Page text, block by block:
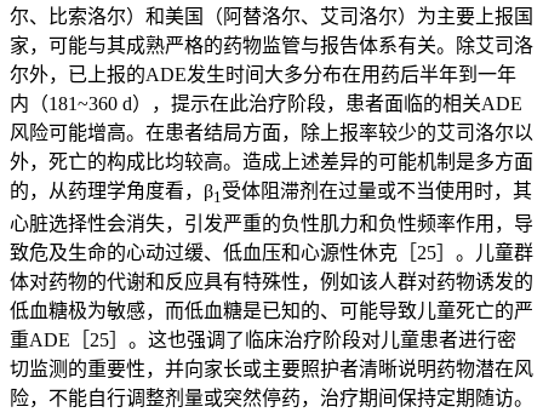
尔、比索洛尔）和美国（阿替洛尔、艾司洛尔）为主要上报国
家，可能与其成熟严格的药物监管与报告体系有关。除艾司洛
尔外，已上报的ADE发生时间大多分布在用药后半年到一年
内（181~360 d），提示在此治疗阶段，患者面临的相关ADE
风险可能增高。在患者结局方面，除上报率较少的艾司洛尔以
外，死亡的构成比均较高。造成上述差异的可能机制是多方面
的，从药理学角度看，β1受体阻滞剂在过量或不当使用时，其
心脏选择性会消失，引发严重的负性肌力和负性频率作用，导
致危及生命的心动过缓、低血压和心源性休克［25］。儿童群
体对药物的代谢和反应具有特殊性，例如该人群对药物诱发的
低血糖极为敏感，而低血糖是已知的、可能导致儿童死亡的严
重ADE［25］。这也强调了临床治疗阶段对儿童患者进行密
切监测的重要性，并向家长或主要照护者清晰说明药物潜在风
险，不能自行调整剂量或突然停药，治疗期间保持定期随访。